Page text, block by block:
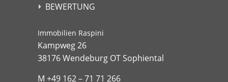
BEWERTUNG
Immobilien Raspini
Kampweg 26
38176 Wendeburg OT Sophiental
M +49 162 – 71 71 266